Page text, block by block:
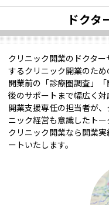
ドクタ
クリニック開業のドクタ
するクリニック開業のため
開業前の「診療圏調査」
後のサポートまで幅広く対
開業支援専任の担当者が
ニック経営も意識したト
クリニック開業なら開業
ートいたします。